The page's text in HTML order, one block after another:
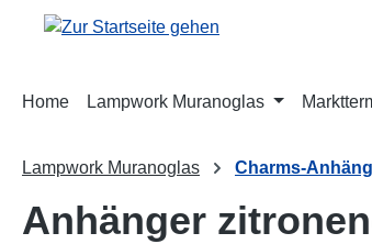
Hauptinhalt springen
Zur Suche springen
Zur Hauptnavigation springen
Home Lampwork Muranoglas
Lampwork Muranoglas Charms-
Anhänger